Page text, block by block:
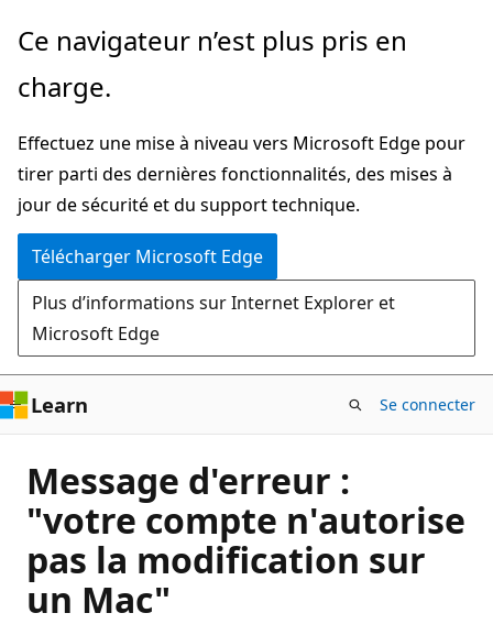
Passer
directement
au
principal
Ce navigateur n’est plus pris en
charge.
Effectuez une mise à niveau vers Microsoft Edge pour
tirer parti des dernières fonctionnalités, des mises à
jour de sécurité et du support technique.
Télécharger Microsoft Edge
Plus d’informations sur Internet Explorer et
Microsoft Edge
Learn Se connecter
Message d'erreur :
"votre compte n'autorise
pas la modification sur
un Mac"